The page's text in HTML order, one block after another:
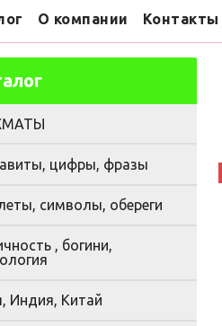
О компании Контакты
цифры, фразы
символы, обереги
, богини,
Индия, Китай